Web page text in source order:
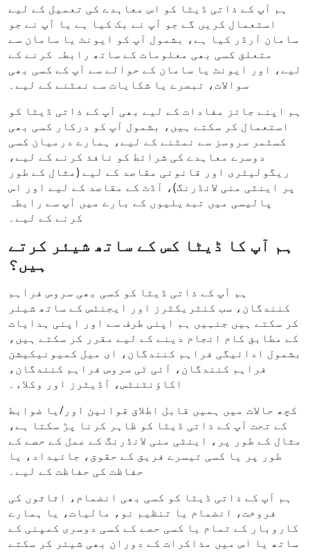
ہم آپ کے ذاتی ڈیٹا کو اس معاہدے کی تعمیل کے لیے
استعمال کریں گے جو آپ نے بک کیا ہے یا آپ نے جو
سامان آرڈر کیا ہے، بشمول آپ کو ایونٹ یا سامان سے
متعلق کسی بھی معلومات کے ساتھ رابطہ کرنے کے
لیے، اور ایونٹ یا سامان کے حوالے سے آپ کے کسی بھی
سوالات، تبصرے یا شکایات سے نمٹنے کے لیے۔
ہم اپنے جائز مفادات کے لیے بھی آپ کے ذاتی ڈیٹا کو
استعمال کر سکتے ہیں، بشمول آپ کو درکار کسی بھی
کسٹمر سروسز سے نمٹنے کے لیے، ہمارے درمیان کسی
دوسرے معاہدے کی شرائط کو نافذ کرنے کے لیے،
ریگولیٹری اور قانونی مقاصد کے لیے (مثال کے طور
پر اینٹی منی لانڈرنگ)، آڈٹ کے مقاصد کے لیے اور اس
پالیسی میں تبدیلیوں کے بارے میں آپ سے رابطہ
کرنے کے لیے۔
ہم آپ کا ڈیٹا کس کے ساتھ شیئر کرتے
ہیں؟
ہم آپ کے ذاتی ڈیٹا کو کسی بھی سروس فراہم
کنندگان، سب کنٹریکٹرز اور ایجنٹس کے ساتھ شیئر
کر سکتے ہیں جنہیں ہم اپنی طرف سے اور اپنی ہدایات
کے مطابق کام انجام دینے کے لیے مقرر کر سکتے ہیں،
بشمول ادائیگی فراہم کنندگان، ای میل کمیونیکیشن
فراہم کنندگان، آئی ٹی سروس فراہم کنندگان،
اکاؤنٹنٹس، آڈیٹرز اور وکلاء۔
کچھ حالات میں ہمیں قابل اطلاق قوانین اور/یا ضوابط
کے تحت آپ کے ذاتی ڈیٹا کو ظاہر کرنا پڑ سکتا ہے،
مثال کے طور پر، اینٹی منی لانڈرنگ کے عمل کے حصے کے
طور پر یا کسی تیسرے فریق کے حقوق، جائیداد، یا
حفاظت کی حفاظت کے لیے۔
ہم آپ کے ذاتی ڈیٹا کو کسی بھی انضمام، اثاثوں کی
فروخت، انضمام یا تنظیم نو، مالیات، یا ہمارے
کاروبار کے تمام یا کسی حصے کے کسی دوسری کمپنی کے
ساتھ یا اس میں مذاکرات کے دوران بھی شیئر کر سکتے